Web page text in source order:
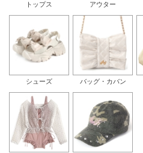
トップス アウター
シューズ バッグ・カバン